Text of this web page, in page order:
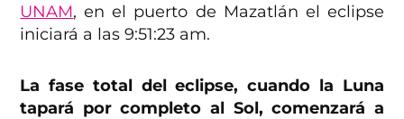
UNAM, en el puerto de Mazatlán el eclipse
iniciará a las 9:51:23 am.
La fase total del eclipse, cuando la Luna
tapará por completo al Sol, comenzará a